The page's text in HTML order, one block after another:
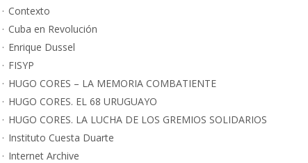
Contexto
Cuba en Revolución
Enrique Dussel
FISYP
HUGO CORES – LA MEMORIA COMBATIENTE
HUGO CORES. EL 68 URUGUAYO
HUGO CORES. LA LUCHA DE LOS GREMIOS SOLIDARIOS
Instituto Cuesta Duarte
Internet Archive